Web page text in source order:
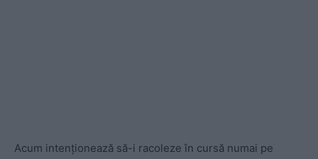
Acum intenționează să-i racoleze în cursă numai pe